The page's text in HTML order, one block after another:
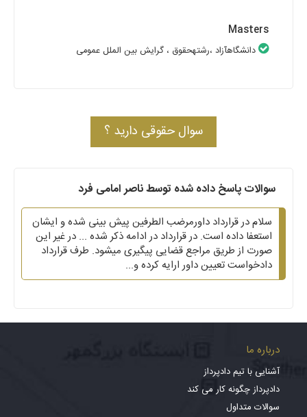
Masters
دانشگاهآزاد ،رشتهحقوق ، گرایش بین الملل عمومی
سوال حقوقی دارید ؟
سوالات پاسخ داده شده توسط ناصر امامی فرد
سلام در قرارداد داورمرضب الطرفین پیش بینی شده و ایشان
استعفا داده است. در قرارداد در ادامه ذکر شده ... در غیر این
صورت از طریق مراجع قضایی پیگیری میشود. طرف قرارداد
دادخواست تعیین داور ارایه کرده و...
درباره ما
آشنایی با تیم دادپرداز
دادپرداز چگونه کار می کند
سوالات متداول